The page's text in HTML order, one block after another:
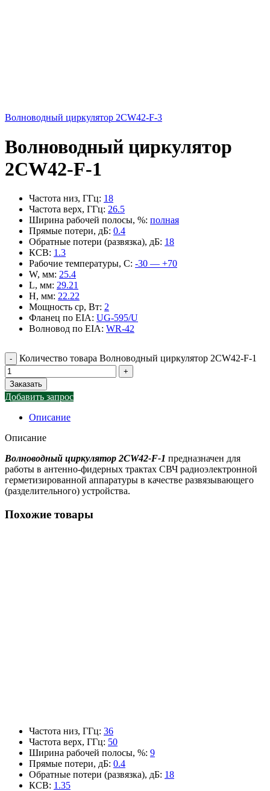
Волноводный циркулятор 2CW42-F-3
Волноводный циркулятор
2CW42-F-1
Частота низ, ГГц: 18
Частота верх, ГГц: 26.5
Ширина рабочей полосы, %: полная
Прямые потери, дБ: 0.4
Обратные потери (развязка), дБ: 18
КСВ: 1.3
Рабочие температуры, С: -30 — +70
W, мм: 25.4
L, мм: 29.21
H, мм: 22.22
Мощность ср, Вт: 2
Фланец по EIA: UG-595/U
Волновод по EIA: WR-42
Количество товара Волноводный циркулятор 2CW42-F-1
Заказать
Добавить запрос
Описание
Описание
Волноводный циркулятор 2CW42-F-1 предназначен для
работы в антенно-фидерных трактах СВЧ радиоэлектронной
герметизированной аппаратуры в качестве развязывающего
(разделительного) устройства.
Похожие товары
Частота низ, ГГц: 36
Частота верх, ГГц: 50
Ширина рабочей полосы, %: 9
Прямые потери, дБ: 0.4
Обратные потери (развязка), дБ: 18
КСВ: 1.35